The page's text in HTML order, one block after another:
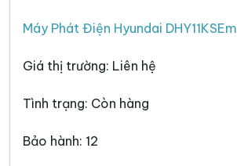
Máy Phát Điện Hyundai DHY11KSEm
Giá thị trường: Liên hệ
Tình trạng: Còn hàng
Bảo hành: 12